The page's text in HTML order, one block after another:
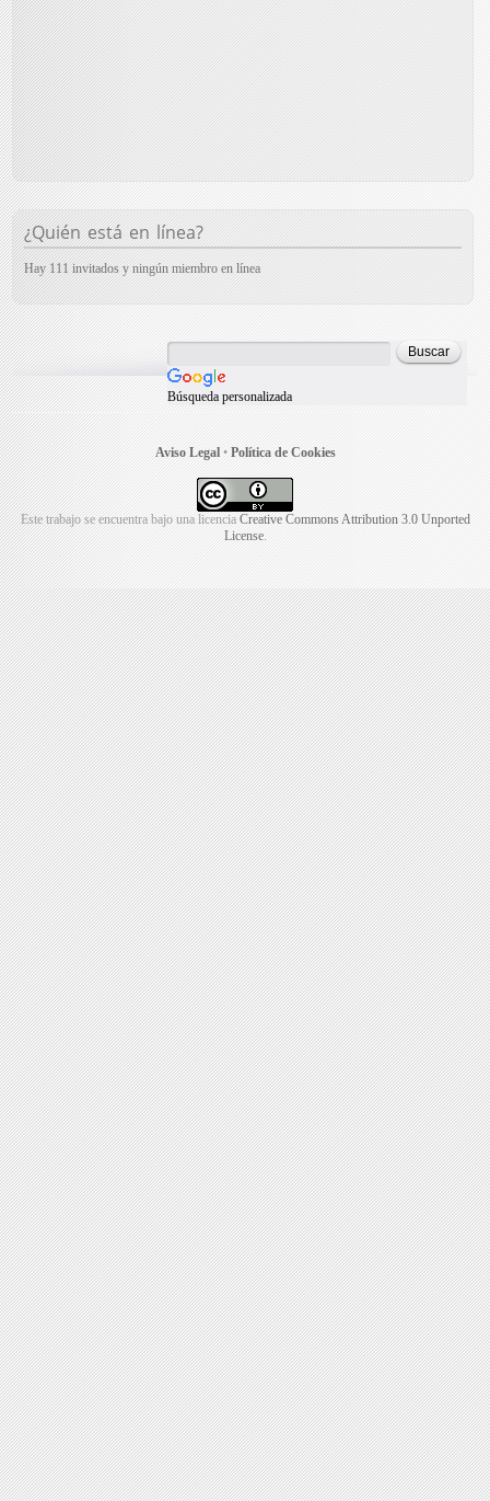
¿Quién está en línea?
Hay 111 invitados y ningún miembro en línea
Búsqueda personalizada
Aviso Legal• Política de Cookies
Este trabajo se encuentra bajo una licencia Creative Commons Attribution 3.0 Unported
License.